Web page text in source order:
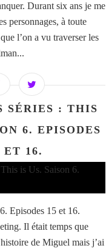
Durant six ans je me
personnages, à toute
l’on a vu traverser les
SÉRIES : THIS
6. EPISODES
ET 16.
Episodes 15 et 16.
Il était temps que
de Miguel mais j’ai